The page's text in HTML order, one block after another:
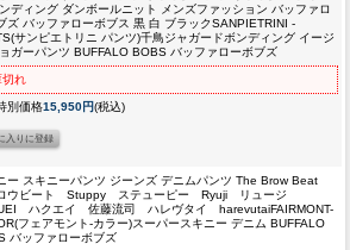
ディング ダンボールニット メンズファッション バッファロ
ズ バッファローボブス 黒 白 ブラックSANPIETRINI -
サンピエトリニ パンツ)千鳥ジャガードボンディング イージ
ガーパンツ BUFFALO BOBS バッファローボブズ
切れ
別価格15,950円(税込)
ー スキニーパンツ ジーンズ デニムパンツ The Brow Beat
ウビート Stuppy ステューピー Ryuji リュージ
ハクエイ 佐藤流司 ハレヴタイ harevutaiFAIRMONT-
フェアモント-カラー)スーパースキニー デニム BUFFALO
バッファローボブズ